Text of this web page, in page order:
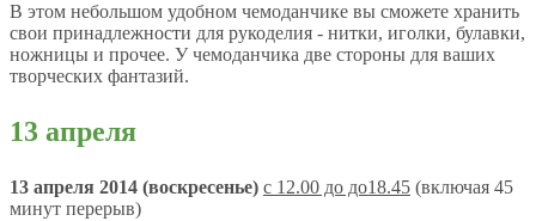
В этом небольшом удобном чемоданчике вы сможете хранить
свои принадлежности для рукоделия - нитки, иголки, булавки,
ножницы и прочее. У чемоданчика две стороны для ваших
творческих фантазий.
13 апреля
13 апреля 2014 (воскресенье) с 12.00 до до18.45 (включая 45
минут перерыв)